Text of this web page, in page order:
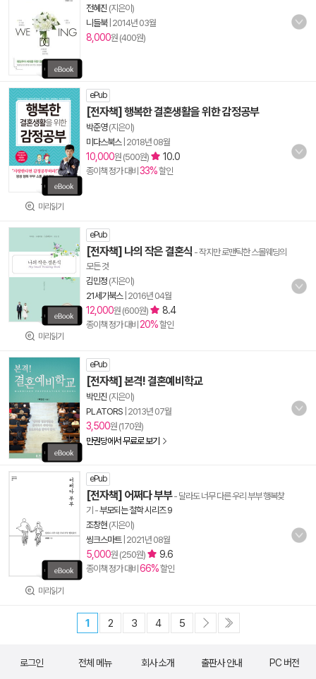
전혜진 (지은이)
니들북| 2014년 03월
8,000원 (400원)
미리읽기
ePub
[전자책] 행복한 결혼생활을 위한 감정공부
박준영(지은이)
미다스북스| 2018년 08월
10,000원 (500원) 10.0
종이책 정가 대비 33%할인
미리읽기
ePub
[전자책] 나의 작은 결혼식 - 작지만 로맨틱한 스몰웨딩의
모든 것
김민정 (지은이)
21세기북스| 2016년 04월
12,000원 (600원) 8.4
종이책 정가 대비 20%할인
ePub
[전자책] 본격! 결혼예비학교
박민진 (지은이)
PLATORS 2013년 07월
3,500원 (170원)
만권당에서 무료로 보기
미리읽기
ePub
[전자책] 어쩌다 부부- 달라도 너무 다른 우리 부부 행복찾
기 -부모되는 철학 시리즈 9
조창현 (지은이)
씽크스마트| 2021년 08월
5,000원 (250원) 9.6
종이책 정가 대비 66%할인
1 2 3 4 5
로그인 전체 메뉴 회사 소개 출판사 안내 PC 버전